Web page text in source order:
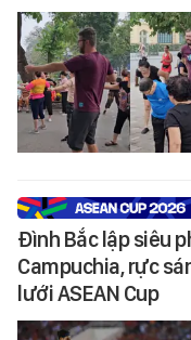
Đình Bắc lập siêu
Campuchia, rực
lưới ASEAN Cup